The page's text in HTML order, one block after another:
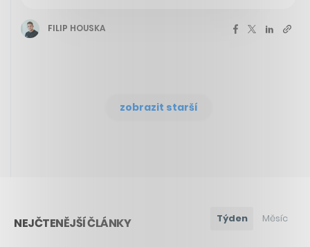
FILIP HOUSKA
zobrazit starší
NEJČTENĚJŠÍ ČLÁNKY Týden Měsíc